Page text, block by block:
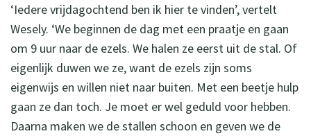
‘Iedere vrijdagochtend ben ik hier te vinden’, vertelt
Wesely. ‘We beginnen de dag met een praatje en gaan
om 9 uur naar de ezels. We halen ze eerst uit de stal. Of
eigenlijk duwen we ze, want de ezels zijn soms
eigenwijs en willen niet naar buiten. Met een beetje hulp
gaan ze dan toch. Je moet er wel geduld voor hebben.
Daarna maken we de stallen schoon en geven we de